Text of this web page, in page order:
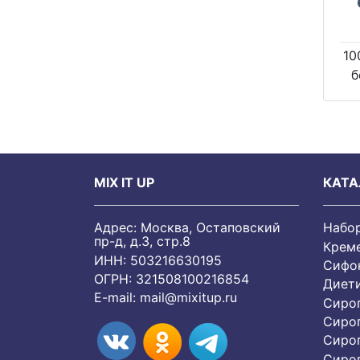
MIX IT UP
Адрес: Москва, Остаповский
пр-д, д.3, стр.8
ИНН: 503216630195
ОГРН: 321508100216854
E-mail: mail@mixitup.ru